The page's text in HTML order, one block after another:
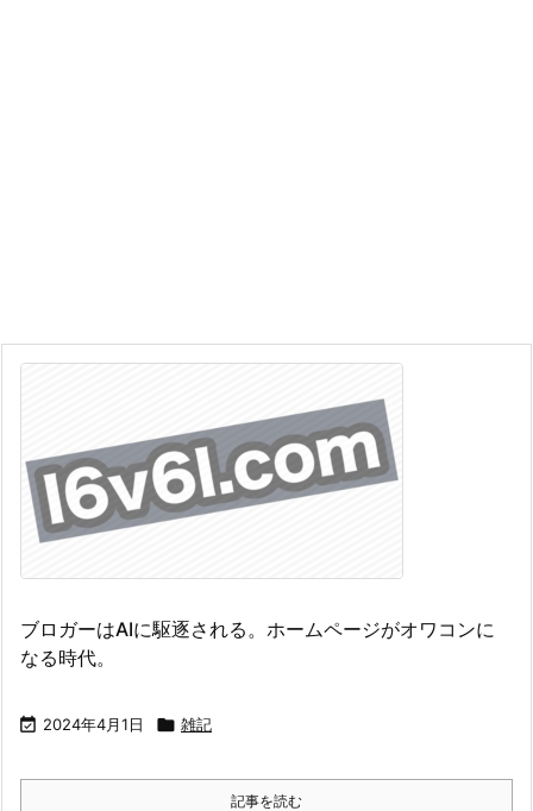
ブロガーはAIに駆逐される。ホームページがオワコンに
なる時代。
 2024年4月1日  雑記
記事を読む